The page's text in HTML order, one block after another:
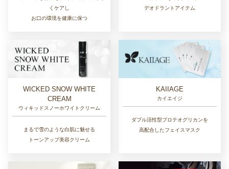
くケアし
お口の環境を健康に保つ
デオドラントアイテム
WICKED SNOW WHITE
CREAM
ウィキッドスノーホワイトクリーム
まるで雪のような白肌に魅せる
トーンアップ美容クリーム
KAIIAGE
カイエイジ
ダブル活性型プロテオグリカンを
高配合したフェイスマスク